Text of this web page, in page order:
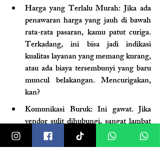
Harga yang Terlalu Murah: Jika ada
penawaran harga yang jauh di bawah
rata-rata pasaran, kamu patut curiga.
Terkadang, ini bisa jadi indikasi
kualitas layanan yang memang kurang,
atau ada biaya tersembunyi yang baru
muncul belakangan. Mencurigakan,
kan?
Komunikasi Buruk: Ini gawat. Jika
vendor sulit dihubungi, sangat lambat
dalam membalas pesan, atau bahkan
tidak responsif sama sekali, ini bisa jadi